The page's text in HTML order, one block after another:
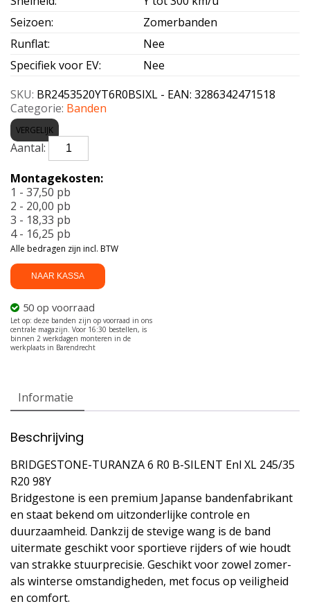
Seizoen:
Zomerbanden
Runflat:
Nee
Specifiek voor EV:
Nee
SKU: BR2453520YT6R0BSIXL - EAN: 3286342471518
Categorie: Banden
VERGELIJK
BRIDGESTONE-
TURANZA
R0
B-
SILENT
Enl
XL
245/35
R20
98Y
NAAR KASSA
50 op voorraad
Montagekosten:
1 - 37,50 pb
2 - 20,00 pb
3 - 18,33 pb
4 - 16,25 pb
Alle bedragen zijn incl. BTW
Informatie
Beschrijving
BRIDGESTONE-TURANZA 6 R0 B-SILENT Enl XL 245/35
R20 98Y
Bridgestone is een premium Japanse bandenfabrikant
en staat bekend om uitzonderlijke controle en
duurzaamheid. Dankzij de stevige wang is de band
uitermate geschikt voor sportieve rijders of wie houdt
van strakke stuurprecisie. Geschikt voor zowel zomer-
als winterse omstandigheden, met focus op veiligheid
en comfort.